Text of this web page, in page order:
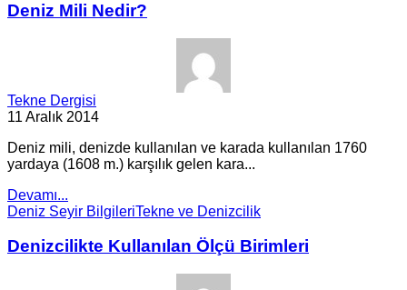
Deniz Mili Nedir?
Tekne Dergisi
11 Aralık 2014
Deniz mili, denizde kullanılan ve karada kullanılan 1760
yardaya (1608 m.) karşılık gelen kara...
Devamı...
Deniz Seyir BilgileriTekne ve Denizcilik
Denizcilikte Kullanılan Ölçü Birimleri